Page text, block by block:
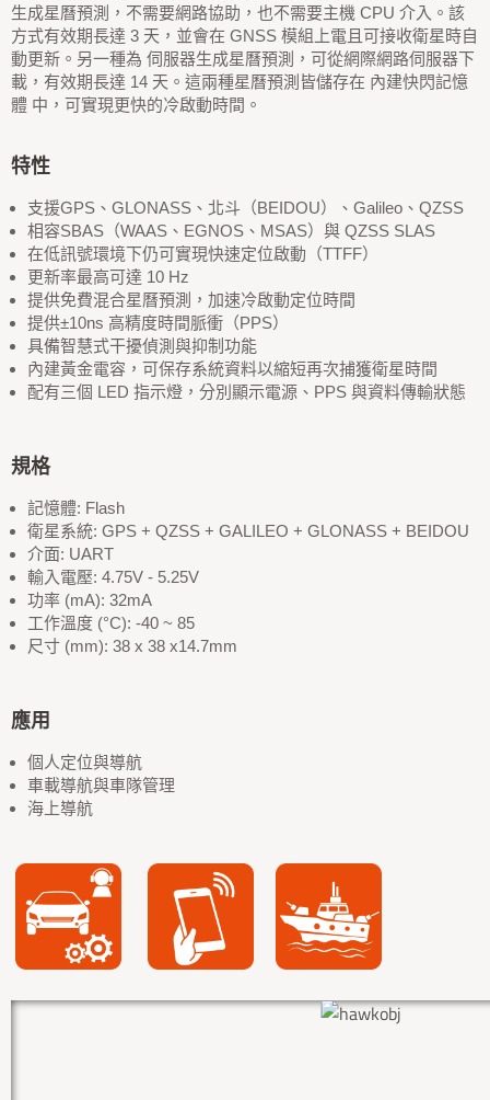
生成星曆預測，不需要網路協助，也不需要主機 CPU 介入。該
方式有效期長達 3 天，並會在 GNSS 模組上電且可接收衛星時自
動更新。另一種為 伺服器生成星曆預測，可從網際網路伺服器下
載，有效期長達 14 天。這兩種星曆預測皆儲存在 內建快閃記憶
體 中，可實現更快的冷啟動時間。
特性
支援GPS、GLONASS、北斗（BEIDOU）、Galileo、QZSS
相容SBAS（WAAS、EGNOS、MSAS）與 QZSS SLAS
在低訊號環境下仍可實現快速定位啟動（TTFF）
更新率最高可達 10 Hz
提供免費混合星曆預測，加速冷啟動定位時間
提供±10ns 高精度時間脈衝（PPS）
具備智慧式干擾偵測與抑制功能
內建黃金電容，可保存系統資料以縮短再次捕獲衛星時間
配有三個 LED 指示燈，分別顯示電源、PPS 與資料傳輸狀態
規格
記憶體: Flash
衛星系統: GPS + QZSS + GALILEO + GLONASS + BEIDOU
介面: UART
輸入電壓: 4.75V - 5.25V
功率 (mA): 32mA
工作溫度 (°C): -40 ~ 85
尺寸 (mm): 38 x 38 x14.7mm
應用
個人定位與導航
車載導航與車隊管理
海上導航